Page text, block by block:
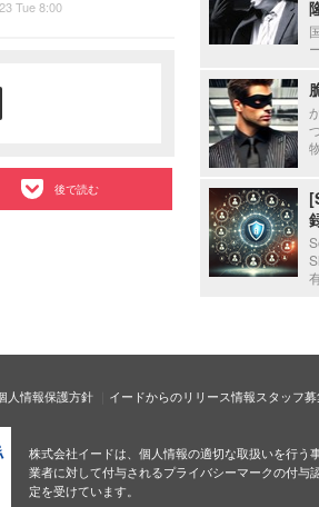
Tue 8:00
後で読む
人情報保護方針 イードからのリリース情報スタッフ
株式会社イードは、個人情報の適切な取扱いを行う
業者に対して付与されるプライバシーマークの付与
定を受けています。